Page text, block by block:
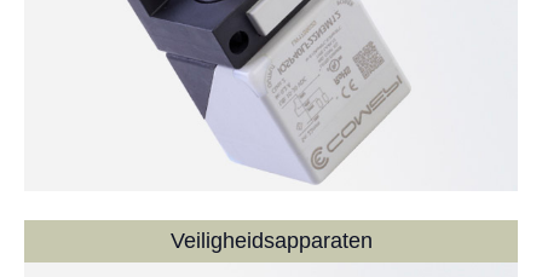
Veiligheidsapparaten